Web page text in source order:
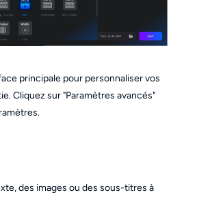
principale pour personnaliser vos
Cliquez sur "Paramètres avancés"
des images ou des sous-titres à